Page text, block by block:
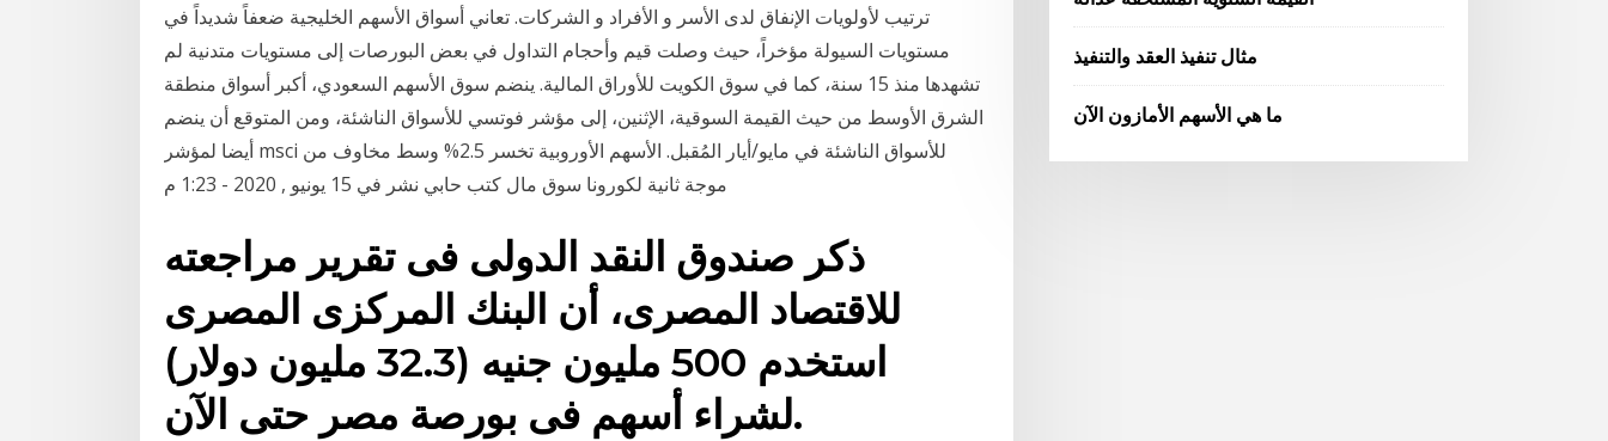
ترتيب لأولويات الإنفاق لدى الأسر و الأفراد و الشركات. تعاني أسواق الأسهم الخليجية ضعفاً شديداً في
مستويات السيولة مؤخراً، حيث وصلت قيم وأحجام التداول في بعض البورصات إلى مستويات متدنية لم
تشهدها منذ 15 سنة، كما في سوق الكويت للأوراق المالية. ينضم سوق الأسهم السعودي، أكبر أسواق منطقة
الشرق الأوسط من حيث القيمة السوقية، الإثنين، إلى مؤشر فوتسي للأسواق الناشئة، ومن المتوقع أن ينضم
أيضا لمؤشر msci للأسواق الناشئة في مايو/أيار المُقبل. الأسهم الأوروبية تخسر 2.5% وسط مخاوف من
موجة ثانية لكورونا سوق مال كتب حابي نشر في 15 يونيو , 2020 - 1:23 م
ذكر صندوق النقد الدولى فى تقرير مراجعته
للاقتصاد المصرى، أن البنك المركزى المصرى
استخدم 500 مليون جنيه (32.3 مليون دولار)
لشراء أسهم فى بورصة مصر حتى الآن.
مثال تنفيذ العقد والتنفيذ
ما هي الأسهم الأمازون الآن